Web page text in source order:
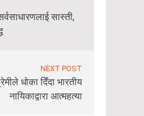
सास्ती,
NEXT POST
धोका दिँदा भारतीय
नायिकाद्वारा आत्महत्या